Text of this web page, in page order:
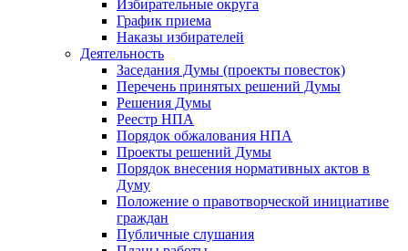
Избирательные округа
График приема
Наказы избирателей
Деятельность
Заседания Думы (проекты повесток)
Перечень принятых решений Думы
Решения Думы
Реестр НПА
Порядок обжалования НПА
Проекты решений Думы
Порядок внесения нормативных актов в
Думу
Положение о правотворческой инициативе
граждан
Публичные слушания